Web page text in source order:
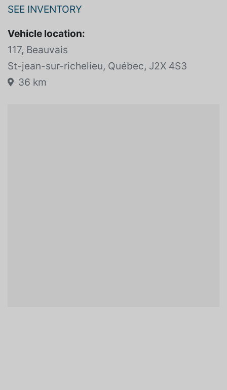
SEE INVENTORY
Vehicle location:
117, Beauvais
St-jean-sur-richelieu, Québec, J2X 4S3
36 km